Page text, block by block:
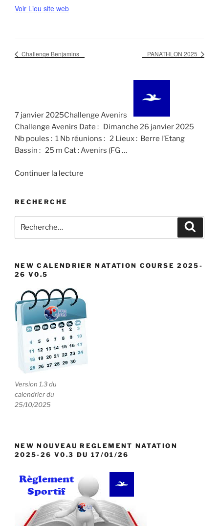
Voir Lieu site web
Challenge Benjamins PANATHLON 2025
7 janvier 2025Challenge Avenirs
Challenge Avenirs Date : Dimanche 26 janvier 2025
Nb poules : 1 Nb réunions : 2 Lieux : Berre l’Etang
Bassin : 25 m Cat : Avenirs (FG …
Continuer la lecture
RECHERCHE
pour
NEW CALENDRIER NATATION COURSE 2025-
26 V0.5
Version 1.3 du
calendrier du
25/10/2025
NEW NOUVEAU REGLEMENT NATATION
2025-26 V0.3 DU 17/01/26